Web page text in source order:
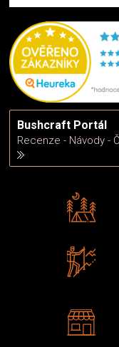
Bushcraft Portál
Recenze - Návody -